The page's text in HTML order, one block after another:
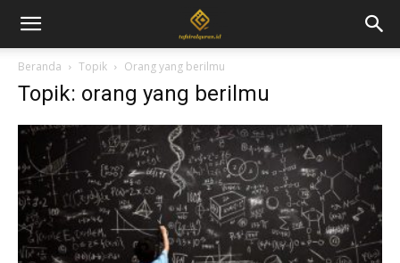
Beranda Topik Orang yang berilmu
Topik: orang yang berilmu